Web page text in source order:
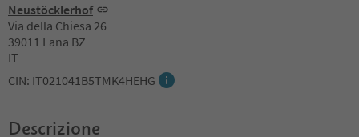
Neustöcklerhof
Via della Chiesa 26
39011 Lana BZ
IT
CIN: IT021041B5TMK4HEHG
Descrizione